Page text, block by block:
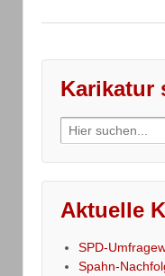
Karikatur
Search
for:
Aktuelle
SPD-
Spahn-